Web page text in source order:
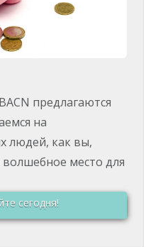
предлагаются
на
людей, как вы,
место для
сегодня!